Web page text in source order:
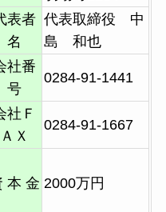
表者
名
代表取締役 中
島 和也
社番
号
0284-91-1441
社Ｆ
ＡＸ
0284-91-1667
本 金 2000万円